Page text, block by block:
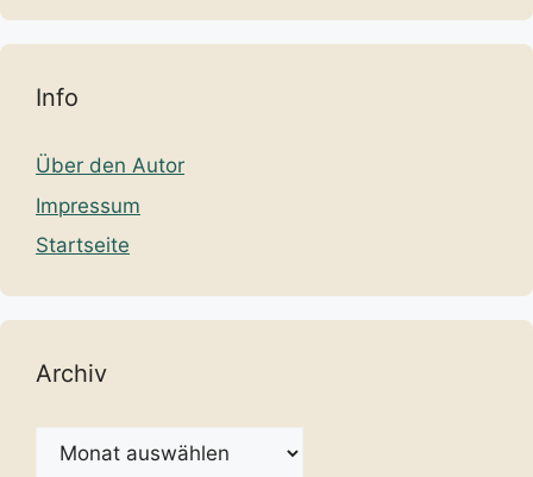
Info
Über den Autor
Impressum
Startseite
Archiv
Archiv